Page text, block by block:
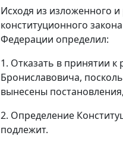
Исходя из изложенного и
конституционного
Федерации определил:
1. Отказать в принятии
Брониславовича,
вынесены постановления
2. Определение
подлежит.